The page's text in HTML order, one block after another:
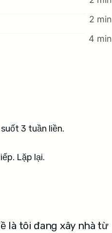
2 min
4 min
3 tuần liền.
Lặp lại.
là tôi đang xây nhà từ